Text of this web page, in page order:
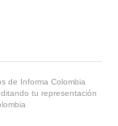
de Informa Colombia
tu representación